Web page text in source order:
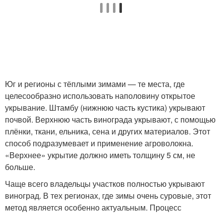
Юг и регионы с тёплыми зимами — те места, где
целесообразно использовать наполовину открытое
укрывание. Штамбу (нижнюю часть кустика) укрывают
почвой. Верхнюю часть винограда укрывают, с помощью
плёнки, ткани, ельника, сена и других материалов. Этот
способ подразумевает и применение агроволокна.
«Верхнее» укрытие должно иметь толщину 5 см, не
больше.
Чаще всего владельцы участков полностью укрывают
виноград. В тех регионах, где зимы очень суровые, этот
метод является особенно актуальным. Процесс